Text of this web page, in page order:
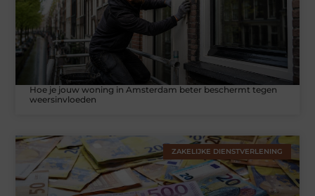
Hoe je jouw woning in Amsterdam beter beschermt tegen
weersinvloeden
ZAKELIJKE DIENSTVERLENING